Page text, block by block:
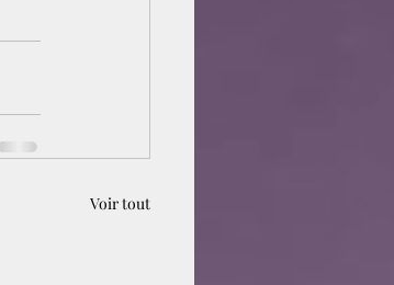
Voir tout